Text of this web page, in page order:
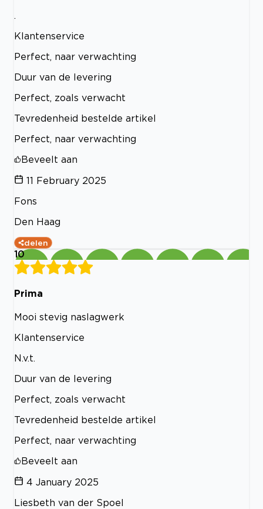
Klantenservice
Perfect, naar verwachting
Duur van de levering
Perfect, zoals verwacht
Tevredenheid bestelde artikel
Perfect, naar verwachting
Beveelt aan
11 February 2025
Fons
Den Haag
delen
10
Prima
Mooi stevig naslagwerk
Klantenservice
N.v.t.
Duur van de levering
Perfect, zoals verwacht
Tevredenheid bestelde artikel
Perfect, naar verwachting
Beveelt aan
4 January 2025
Liesbeth van der Spoel